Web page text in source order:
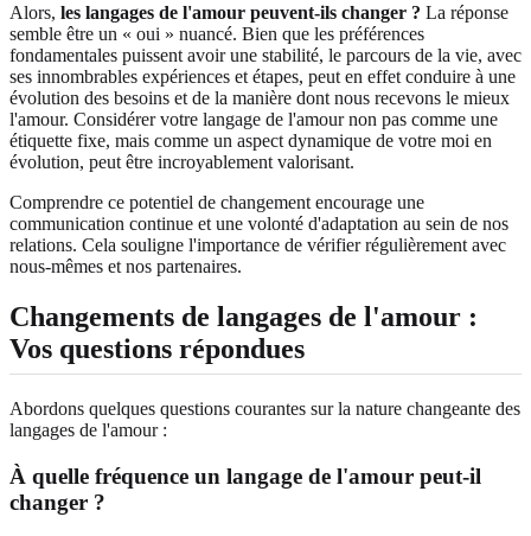
Alors, les langages de l'amour peuvent-ils changer ? La réponse
semble être un « oui » nuancé. Bien que les préférences
fondamentales puissent avoir une stabilité, le parcours de la vie, avec
ses innombrables expériences et étapes, peut en effet conduire à une
évolution des besoins et de la manière dont nous recevons le mieux
l'amour. Considérer votre langage de l'amour non pas comme une
étiquette fixe, mais comme un aspect dynamique de votre moi en
évolution, peut être incroyablement valorisant.
Comprendre ce potentiel de changement encourage une
communication continue et une volonté d'adaptation au sein de nos
relations. Cela souligne l'importance de vérifier régulièrement avec
nous-mêmes et nos partenaires.
Changements de langages de l'amour :
Vos questions répondues
Abordons quelques questions courantes sur la nature changeante des
langages de l'amour :
À quelle fréquence un langage de l'amour peut-il
changer ?